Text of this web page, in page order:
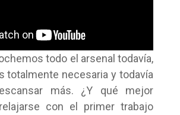
todo el arsenal todavía,
totalmente necesaria y todavía
más. ¿Y qué mejor
con el primer trabajo